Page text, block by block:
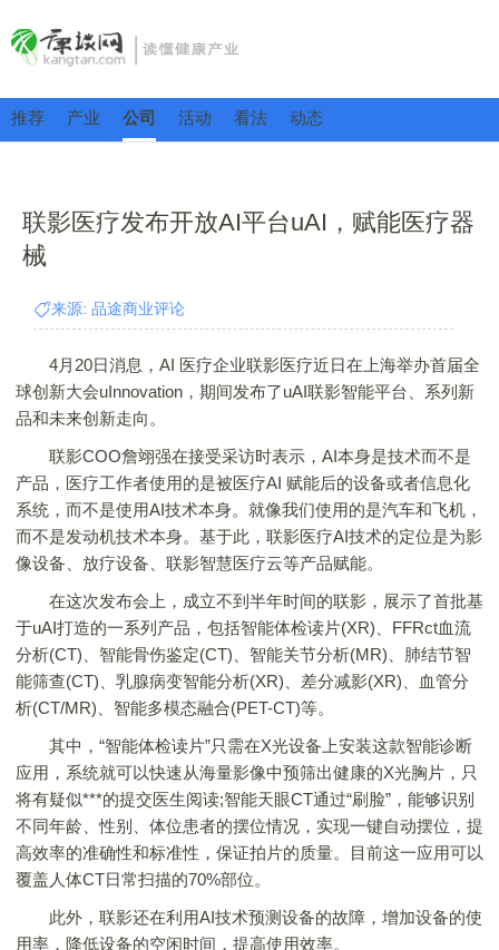
推荐 产业 公司 活动 看法 动态
联影医疗发布开放AI平台uAI，赋能医疗器
械
来源: 品途商业评论
4月20日消息，AI 医疗企业联影医疗近日在上海举办首届全
球创新大会uInnovation，期间发布了uAI联影智能平台、系列新
品和未来创新走向。
联影COO詹翊强在接受采访时表示，AI本身是技术而不是
产品，医疗工作者使用的是被医疗AI 赋能后的设备或者信息化
系统，而不是使用AI技术本身。就像我们使用的是汽车和飞机，
而不是发动机技术本身。基于此，联影医疗AI技术的定位是为影
像设备、放疗设备、联影智慧医疗云等产品赋能。
在这次发布会上，成立不到半年时间的联影，展示了首批基
于uAI打造的一系列产品，包括智能体检读片(XR)、FFRct血流
分析(CT)、智能骨伤鉴定(CT)、智能关节分析(MR)、肺结节智
能筛查(CT)、乳腺病变智能分析(XR)、差分减影(XR)、血管分
析(CT/MR)、智能多模态融合(PET-CT)等。
其中，“智能体检读片”只需在X光设备上安装这款智能诊断
应用，系统就可以快速从海量影像中预筛出健康的X光胸片，只
将有疑似***的提交医生阅读;智能天眼CT通过“刷脸”，能够识别
不同年龄、性别、体位患者的摆位情况，实现一键自动摆位，提
高效率的准确性和标准性，保证拍片的质量。目前这一应用可以
覆盖人体CT日常扫描的70%部位。
此外，联影还在利用AI技术预测设备的故障，增加设备的使
用率，降低设备的空闲时间，提高使用效率。